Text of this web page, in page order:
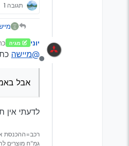
תגובה 1
מנותק
יוני מגיה
@מיישה
אבל
לדעתי
רכב=ההכנסת
גמ"ח מוצרים